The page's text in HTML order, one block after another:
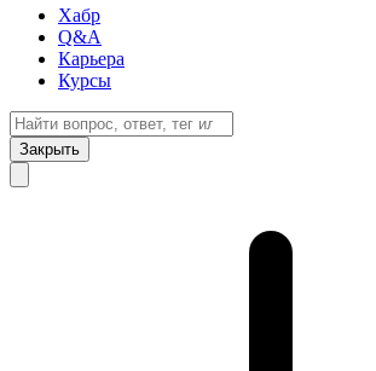
Хабр
Q&A
Карьера
Курсы
Закрыть